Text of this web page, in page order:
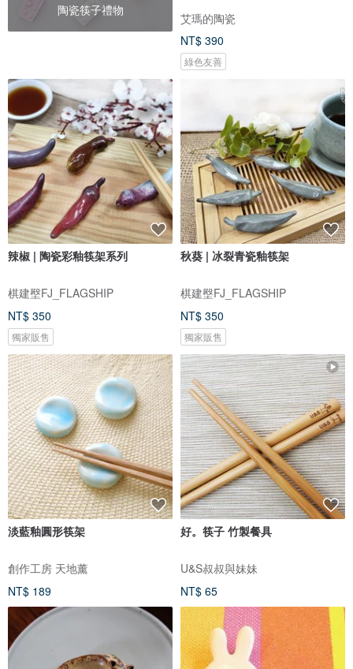
陶瓷筷子禮物
艾瑪的陶瓷
NT$ 390
綠色友善
辣椒 | 陶瓷彩釉筷架系列
棋建壂FJ_FLAGSHIP
NT$ 350
獨家販售
秋葵 | 冰裂青瓷釉筷架
棋建壂FJ_FLAGSHIP
NT$ 350
獨家販售
淡藍釉圓形筷架
創作工房 天地薰
NT$ 189
好。筷子 竹製餐具
U&S叔叔與妹妹
NT$ 65